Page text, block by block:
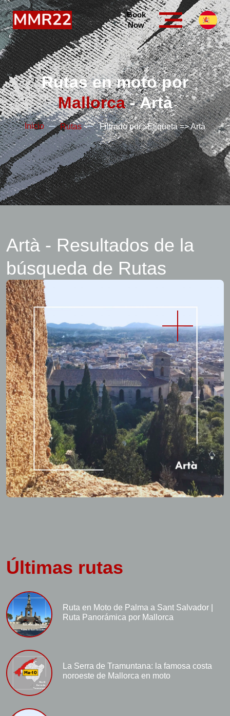
Book
Now
Rutas en moto por
Mallorca- Artà
Inicio Rutas Filtrado por : Etiqueta => Artà
Artà - Resultados de la
búsqueda de Rutas
Últimas rutas
Ruta en Moto de Palma a Sant Salvador |
Ruta Panorámica por Mallorca
La Serra de Tramuntana: la famosa costa
noroeste de Mallorca en moto